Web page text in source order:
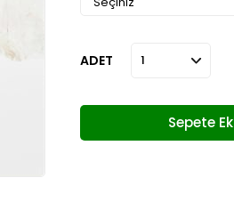
ADET